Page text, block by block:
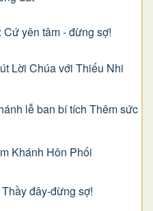
yên tâm - đừng sợ!
Lời Chúa với Thiếu Nhi
lễ ban bí tích Thêm sức
Khánh Hôn Phối
đây-đừng sợ!